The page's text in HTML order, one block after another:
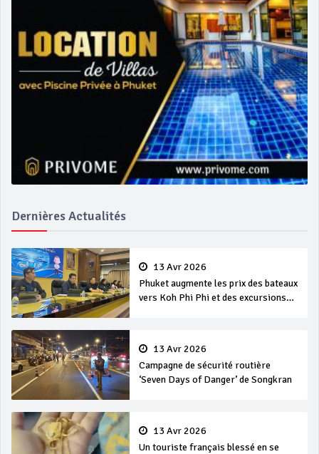
Dernières Actualités
13 Avr 2026
Phuket augmente les prix des bateaux
vers Koh Phi Phi et des excursions
13 Avr 2026
Campagne de sécurité routière
‘Seven Days of Danger’ de Songkran
13 Avr 2026
Un touriste français blessé en se